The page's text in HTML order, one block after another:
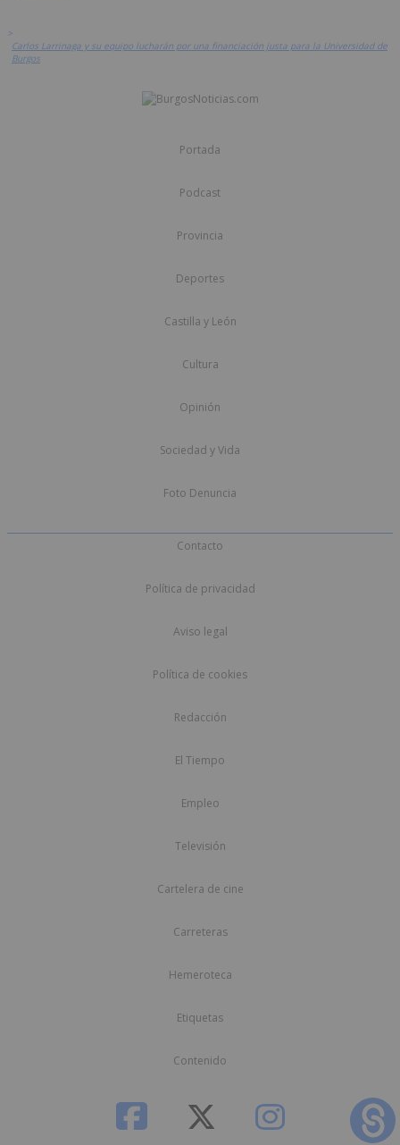
>
Carlos Larrinaga y su equipo lucharán por una financiación justa para la Universidad de
Burgos
Portada
Podcast
Provincia
Deportes
Castilla y León
Cultura
Opinión
Sociedad y Vida
Foto Denuncia
Contacto
Política de privacidad
Aviso legal
Política de cookies
Redacción
El Tiempo
Empleo
Televisión
Cartelera de cine
Carreteras
Hemeroteca
Etiquetas
Contenido